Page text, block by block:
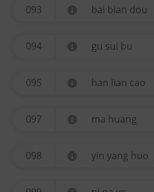
093 bai bian dou
094 gu sui bu
095 han lian cao
097 ma huang
098 yin yang huo